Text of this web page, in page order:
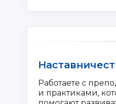
Работаете с
и практиками,